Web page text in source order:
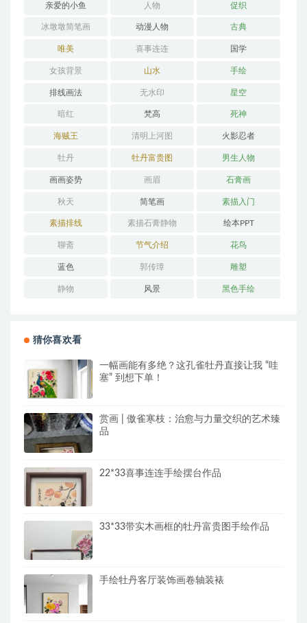
亲爱的小鱼 人物 促织
冰墩墩简笔画 动漫人物 古典
唯美 喜事连连 国学
女孩背景 山水 手绘
排线画法 无水印 星空
暗红 梵高 死神
海贼王 清明上河图 火影忍者
牡丹 牡丹富贵图 男生人物
画画姿势 画眉 石膏画
秋天 简笔画 素描入门
素描排线 素描石膏静物 绘本PPT
聊斋 节气介绍 花鸟
蓝色 郭传璋 雕塑
静物 风景 黑色手绘
猜你喜欢看
一幅画能有多绝？这孔雀牡丹直接让我 “哇
塞” 到想下单！
赏画 | 傲雀寒枝：治愈与力量交织的艺术臻
品
22*33喜事连连手绘摆台作品
33*33带实木画框的牡丹富贵图手绘作品
手绘牡丹客厅装饰画卷轴装裱